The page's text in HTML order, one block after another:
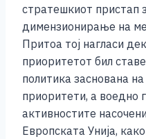
стратешкиот пристап
димензионирање на
Притоа тој нагласи
приоритетот бил
политика заснована
приоритети, а воедно
активностите
Европската Унија,